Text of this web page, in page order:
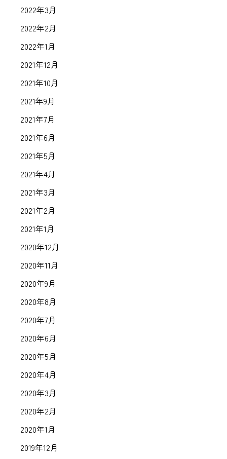
2022年3月
2022年2月
2022年1月
2021年12月
2021年10月
2021年9月
2021年7月
2021年6月
2021年5月
2021年4月
2021年3月
2021年2月
2021年1月
2020年12月
2020年11月
2020年9月
2020年8月
2020年7月
2020年6月
2020年5月
2020年4月
2020年3月
2020年2月
2020年1月
2019年12月